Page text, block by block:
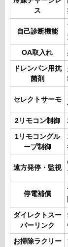
ス
自己診断機能
OA取入れ
ドレンパン用抗
菌剤
セレクトサーモ
2リモコン制御
1リモコングル
ープ制御
遠方発停・監視
停電補償
ダイレクトスー
パーリンク
お掃除ラクリー